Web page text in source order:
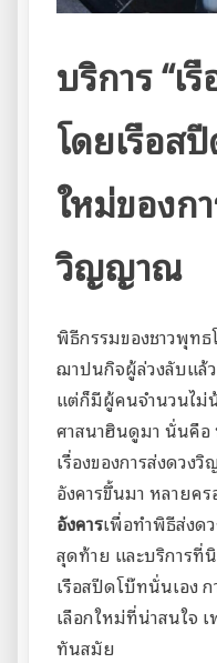
บริการ“เ
โดยเรือส
ใหม่ของก
วิญญาณ
พิธีกรรมของชาวพุท
ฌาปนกิจผู้ล่วงลับแล้ว
แต่ก็มีผู้คนจำนวนไม่
ศาสนาฮินดูมา นั่นคือ
เรื่องของการส่งดว
อังคารขึ้นมา หลายค
อังคารเพื่อทำพิธีส่งด
สุดท้าย และบริการที่
เรือสปีดโบ๊ทนั่นเอง
เลือกใหม่ที่น่าสนใจ
ทันสมัย